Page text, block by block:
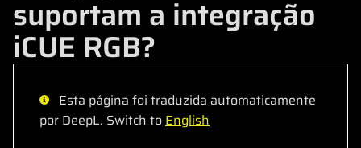
suportam a integração
iCUE RGB?
Esta página foi traduzida automaticamente
por DeepL. Switch toEnglish